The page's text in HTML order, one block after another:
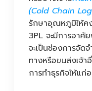
(Cold Chain
รักษาอุณหภูมิให้ค
3PL จะมีการอาศั
จะเป็นช่องการจัด
ทางหรือขนส่งเจ้า
การทำธุรกิจให้แก่